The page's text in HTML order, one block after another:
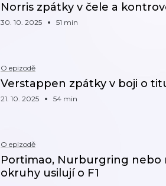
Norris zpátky v čele a
30. 10. 2025 51 min
O epizodě
Verstappen zpátky v boji o
21. 10. 2025 54 min
O epizodě
Portimao, Nurburgring nebo
okruhy usilují o F1